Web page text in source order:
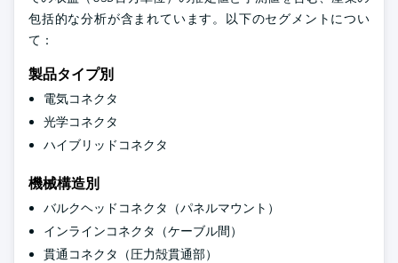
包括的な分析が含まれています。以下のセグメントについ
て：
製品タイプ別
電気コネクタ
光学コネクタ
ハイブリッドコネクタ
機械構造別
バルクヘッドコネクタ（パネルマウント）
インラインコネクタ（ケーブル間）
貫通コネクタ（圧力殻貫通部）